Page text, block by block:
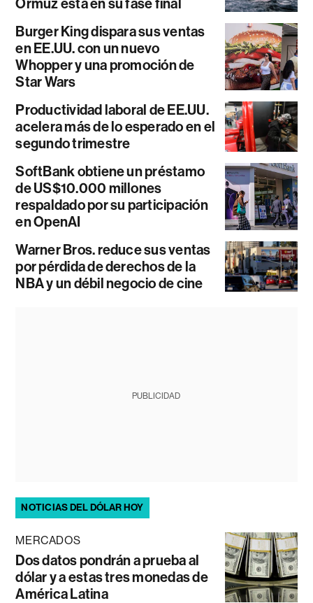
Burger King dispara sus ventas
en EE.UU. con un nuevo
Whopper y una promoción de
Star Wars
Productividad laboral de EE.UU.
acelera más de lo esperado en el
segundo trimestre
SoftBank obtiene un préstamo
de US$10.000 millones
respaldado por su participación
en OpenAI
Warner Bros. reduce sus ventas
por pérdida de derechos de la
NBA y un débil negocio de cine
PUBLICIDAD
NOTICIAS DEL DÓLAR HOY
MERCADOS
Dos datos pondrán a prueba al
dólar y a estas tres monedas de
América Latina